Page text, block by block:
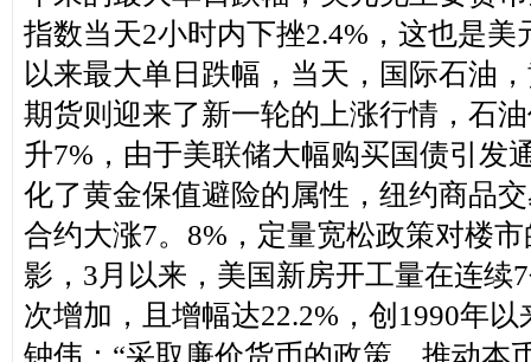
指数当天2小时内下挫2.4%，这也是美
以来最大单日跌幅，当天，国际石油
期货则迎来了新一轮的上涨行情，石
升7%，由于美联储大幅购买国债引发
化了黄金保值避险的属性，纽约商品
合约大涨7。8%，定量宽松政策对楼
影，3月以来，美国新房开工量在连续
次增加，且增幅达22.2%，创1990年
钟伟：“采取廉价货币的政策，推动本